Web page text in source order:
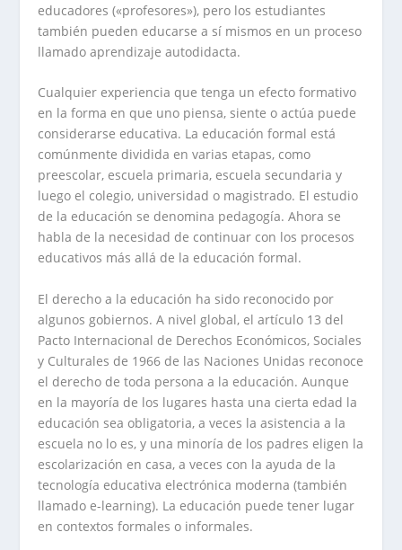
educadores («profesores»), pero los estudiantes
también pueden educarse a sí mismos en un proceso
llamado aprendizaje autodidacta.
Cualquier experiencia que tenga un efecto formativo
en la forma en que uno piensa, siente o actúa puede
considerarse educativa. La educación formal está
comúnmente dividida en varias etapas, como
preescolar, escuela primaria, escuela secundaria y
luego el colegio, universidad o magistrado. El estudio
de la educación se denomina pedagogía. Ahora se
habla de la necesidad de continuar con los procesos
educativos más allá de la educación formal.
El derecho a la educación ha sido reconocido por
algunos gobiernos. A nivel global, el artículo 13 del
Pacto Internacional de Derechos Económicos, Sociales
y Culturales de 1966 de las Naciones Unidas reconoce
el derecho de toda persona a la educación. Aunque
en la mayoría de los lugares hasta una cierta edad la
educación sea obligatoria, a veces la asistencia a la
escuela no lo es, y una minoría de los padres eligen la
escolarización en casa, a veces con la ayuda de la
tecnología educativa electrónica moderna (también
llamado e-learning). La educación puede tener lugar
en contextos formales o informales.